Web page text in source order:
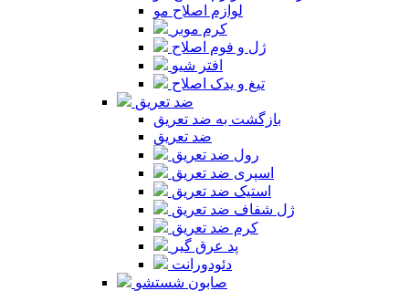
لوازم اصلاح مو
کرم موبر
ژل و فوم اصلاح
افتر شیو
تیغ و یدک اصلاح
ضد تعریق
بازگشت به ضد تعریق
ضد تعریق
رول ضد تعریق
اسپری ضد تعریق
استیک ضد تعریق
ژل شفاف ضد تعریق
کرم ضد تعریق
پد عرق گیر
دئودورانت
صابون شستشو